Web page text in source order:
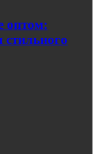
оптом:
стильного